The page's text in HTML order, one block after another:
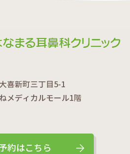
喜新町三丁目5-1
メディカルモール1階
約はこちら